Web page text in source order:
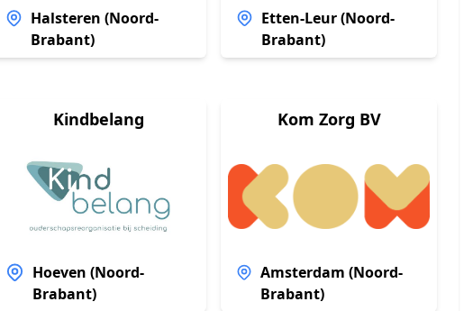
Halsteren (Noord-
Brabant)
Etten-Leur (Noord-
Brabant)
Kindbelang
Hoeven (Noord-
Brabant)
Kom Zorg BV
Amsterdam (Noord-
Brabant)